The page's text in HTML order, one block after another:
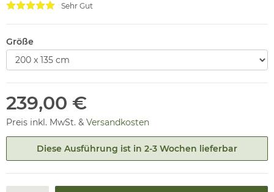
Sehr Gut
Größe
239,00 €
Preis inkl. MwSt. & Versandkosten
Diese Ausführung ist in 2-3 Wochen lieferbar